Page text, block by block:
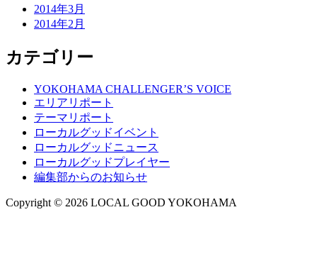
2014年3月
2014年2月
カテゴリー
YOKOHAMA CHALLENGER’S VOICE
エリアリポート
テーマリポート
ローカルグッドイベント
ローカルグッドニュース
ローカルグッドプレイヤー
編集部からのお知らせ
Copyright © 2026 LOCAL GOOD YOKOHAMA